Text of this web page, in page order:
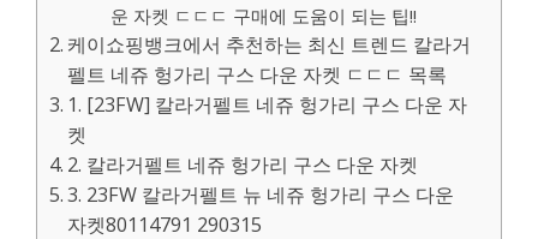
운 자켓 ㄷㄷㄷ 구매에 도움이 되는 팁!!
케이쇼핑뱅크에서 추천하는 최신 트렌드 칼라거
펠트 네쥬 헝가리 구스 다운 자켓 ㄷㄷㄷ 목록
1. [23FW] 칼라거펠트 네쥬 헝가리 구스 다운 자
켓
2. 칼라거펠트 네쥬 헝가리 구스 다운 자켓
3. 23FW 칼라거펠트 뉴 네쥬 헝가리 구스 다운
자켓80114791 290315